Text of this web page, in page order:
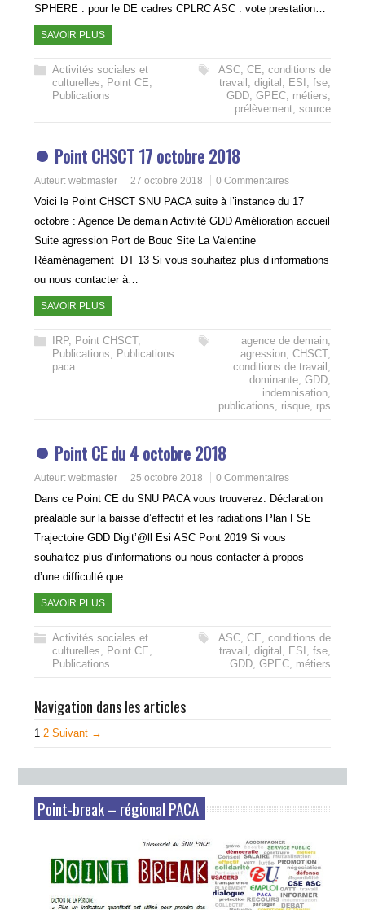
SPHERE : pour le DE cadres CPLRC ASC : vote prestation…
SAVOIR PLUS
Activités sociales et
culturelles, Point CE,
Publications
ASC, CE, conditions de
travail , digital , ESI , fse,
GDD, GPEC, métiers,
prélèvement, source
Point CHSCT 17 octobre 2018
Auteur:webmaster 27 octobre 2018 0 Commentaires
Voici le Point CHSCT SNU PACA suite à l’instance du 17
octobre : Agence De demain Activité GDD Amélioration accueil
Suite agression Port de Bouc Site La Valentine
Réaménagement DT 13 Si vous souhaitez plus d’informations
ou nous contacter à…
SAVOIR PLUS
IRP, Point CHSCT,
Publications, Publications
paca
agence de demain,
agression, CHSCT,
conditions de travail ,
dominante, GDD,
indemnisation,
publications, risque, rps
Point CE du 4 octobre 2018
Auteur:webmaster 25 octobre 2018 0 Commentaires
Dans ce Point CE du SNU PACA vous trouverez: Déclaration
préalable sur la baisse d’effectif et les radiations Plan FSE
Trajectoire GDD Digit’@ll Esi ASC Pont 2019 Si vous
souhaitez plus d’informations ou nous contacter à propos
d’une difficulté que…
SAVOIR PLUS
Activités sociales et
culturelles, Point CE,
Publications
ASC, CE, conditions de
travail , digital , ESI , fse,
GDD, GPEC, métiers
Navigation dans les articles
1 2 Suivant →
Point-break – régional PACA